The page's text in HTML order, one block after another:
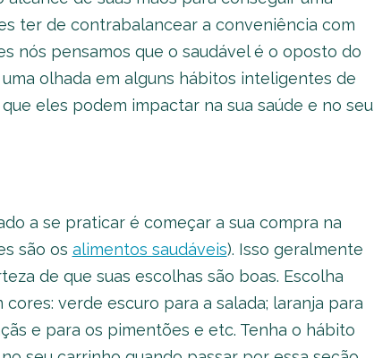
ter de contrabalancear a conveniência com
nós pensamos que o saudável é o oposto do
olhada em alguns hábitos inteligentes de
eles podem impactar na sua saúde e no seu
a se praticar é começar a sua compra na
são os alimentos saudáveis). Isso geralmente
de que suas escolhas são boas. Escolha
verde escuro para a salada; laranja para
e para os pimentões e etc. Tenha o hábito